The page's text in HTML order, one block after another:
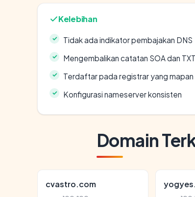
Kelebihan
Tidak ada indikator pembajakan DNS
Mengembalikan catatan SOA dan
Terdaftar pada registrar yang mapan
Konfigurasi nameserver konsisten
Domain
cvastro.com